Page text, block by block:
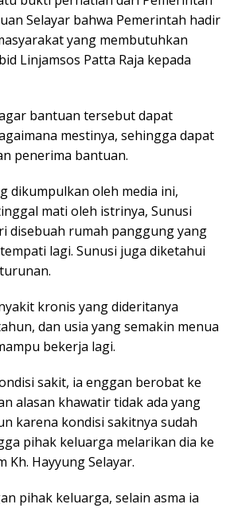
Selayar bahwa Pemerintah hadir
yang membutuhkan
Linjamsos Patta Raja kepada
bantuan tersebut dapat
mestinya, sehingga dapat
penerima bantuan.
dikumpulkan oleh media ini,
mati oleh istrinya, Sunusi
disebuah rumah panggung yang
lagi. Sunusi juga diketahui
kronis yang dideritanya
dan usia yang semakin menua
bekerja lagi.
sakit, ia enggan berobat ke
alasan khawatir tidak ada yang
karena kondisi sakitnya sudah
pihak keluarga melarikan dia ke
Kh. Hayyung Selayar.
pihak keluarga, selain asma ia